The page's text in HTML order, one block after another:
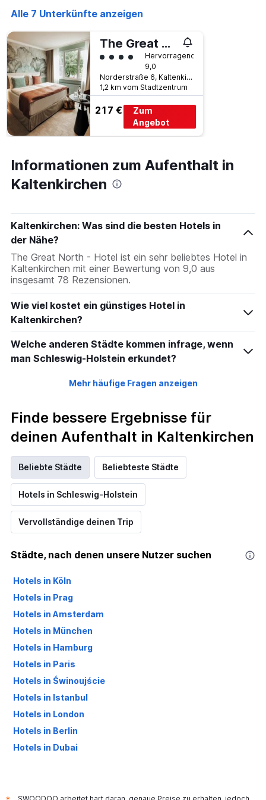
1
X-
Achse,
die
die
Wochentage
anzeigt.
Das
Diagramm
hat
1
Y-
den
durchschnittlichen
Zimmerpreis
Alle 7 Unterkünfte anzeigen
The Great North - Hotel
Bewertungskategorie 4
Hervorragend
9,0
Norderstraße 6, Kaltenkirchen, Schleswig-Holstein, Deutschland
1,2 km vom Stadtzentrum
217 €
Zum
Angebot
Informationen zum Aufenthalt in
Kaltenkirchen
Kaltenkirchen: Was sind die besten Hotels in
der Nähe?
The Great North - Hotel ist ein sehr beliebtes Hotel in
Kaltenkirchen mit einer Bewertung von 9,0 aus
insgesamt 78 Rezensionen.
Wie viel kostet ein günstiges Hotel in
Kaltenkirchen?
Welche anderen Städte kommen infrage, wenn
man Schleswig-Holstein erkundet?
Mehr häufige Fragen anzeigen
Finde bessere Ergebnisse für
deinen Aufenthalt in Kaltenkirchen
Beliebte Städte Beliebteste Städte
Hotels in Schleswig-Holstein
Vervollständige deinen Trip
Städte, nach denen unsere Nutzer suchen
Hotels in Köln
Hotels in Prag
Hotels in Amsterdam
Hotels in München
Hotels in Hamburg
Hotels in Paris
Hotels in Świnoujście
Hotels in Istanbul
Hotels in London
Hotels in Berlin
Hotels in Dubai